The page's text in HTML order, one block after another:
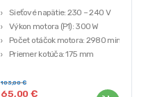
Sieťové napätie: 230 – 240 V
Výkon motora (P1): 300 W
Počet otáčok motora: 2980 min-1
Priemer kotúča: 175 mm
kg/10,3 kg
65,00€
103,00€